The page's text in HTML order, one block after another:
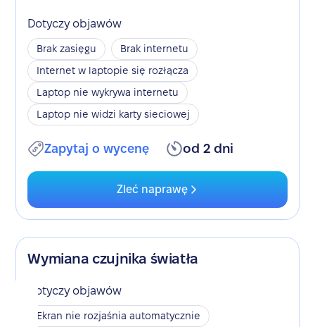
Dotyczy objawów
Brak zasięgu
Brak internetu
Internet w laptopie się rozłącza
Laptop nie wykrywa internetu
Laptop nie widzi karty sieciowej
Zapytaj o wycenę od 2 dni
Zleć naprawę
Wymiana czujnika światła
Dotyczy objawów
Ekran nie rozjaśnia automatycznie